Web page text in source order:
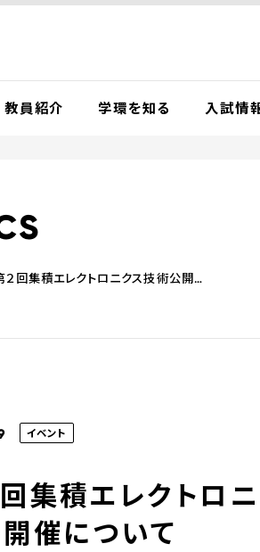
教員紹介 学環を知る 入試情
S
回集積エレクトロニクス技術公開シンポジウム」の開催について
イベント
回集積エレクトロ
開催について